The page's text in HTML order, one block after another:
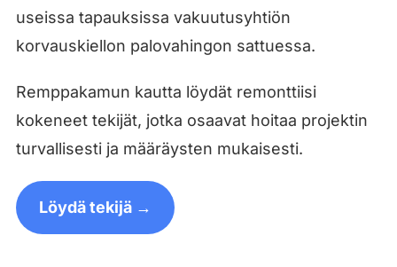
useissa tapauksissa vakuutusyhtiön
korvauskiellon palovahingon sattuessa.
Remppakamun kautta löydät remonttiisi
kokeneet tekijät, jotka osaavat hoitaa projektin
turvallisesti ja määräysten mukaisesti.
Löydä tekijä →